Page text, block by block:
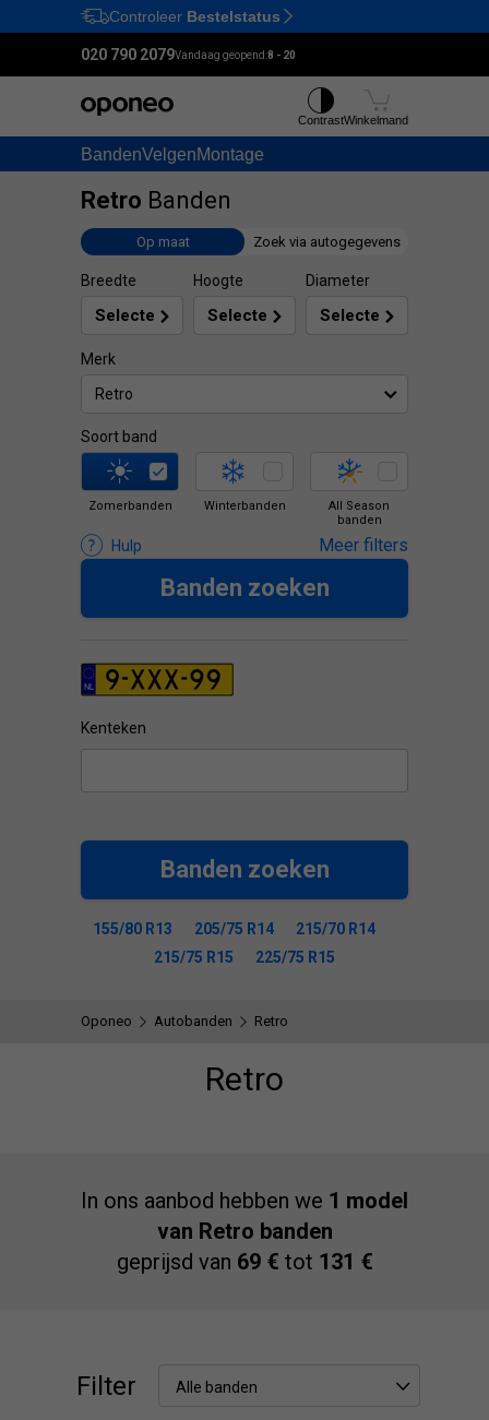
Ctrl M
Controleer Bestelstatus
020 790 2079Vandaag geopend:8 - 20
BandenVelgenMontage
ContrastWinkelmand
Retro Banden
Op maat Zoek via autogegevens
Breedte Hoogte Diameter
Merk
Retro
Soort band
Zomerbanden Winterbanden
All Season
banden
Hulp Meer filters
Banden zoeken
Kenteken
Banden zoeken
155/80 R13 205/75 R14
215/70 R14
215/75 R15
225/75 R15
Oponeo Autobanden Retro
Retro
In ons aanbod hebben we 1 model
van Retro banden
geprijsd van 69 € tot 131 €
Filter Alle banden